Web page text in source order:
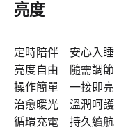
亮度
定時陪伴 安心入睡
亮度自由 隨需調節
操作簡單 一接即亮
治愈暖光 溫潤呵護
循環充電 持久續航